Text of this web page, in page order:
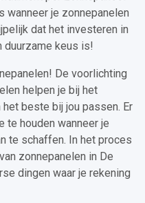
wanneer je zonnepanelen
dat het investeren in
duurzame keus is!
De voorlichting
helpen je bij het
beste bij jou passen. Er
te houden wanneer je
te schaffen. In het proces
zonnepanelen in De
dingen waar je rekening